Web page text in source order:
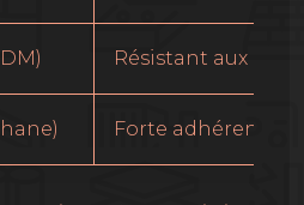
Résistant aux
Forte adhérence,